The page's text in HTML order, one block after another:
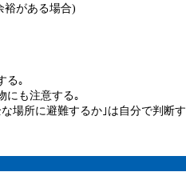
裕がある場合)
る｡
にも注意する｡
場所に避難するか｣は自分で判断